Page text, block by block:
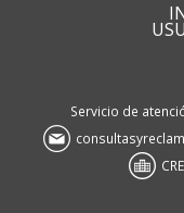
Servicio de